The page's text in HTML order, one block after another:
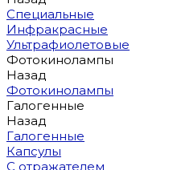
Специальные
Инфракрасные
Ультрафиолетовые
Фотокинолампы
Назад
Фотокинолампы
Галогенные
Назад
Галогенные
Капсулы
С отражателем